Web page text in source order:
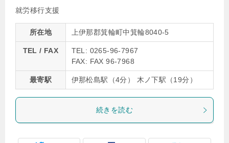
就労移行支援
所在地 上伊那郡箕輪町中箕輪8040-5
TEL / FAX
TEL: 0265-96-7967
FAX: FAX 96-7968
最寄駅 伊那松島駅（4分） 木ノ下駅（19分）
続きを読む